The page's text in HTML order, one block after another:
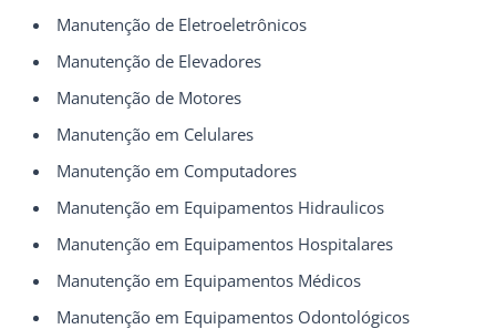
Manutenção de Eletroeletrônicos
Manutenção de Elevadores
Manutenção de Motores
Manutenção em Celulares
Manutenção em Computadores
Manutenção em Equipamentos Hidraulicos
Manutenção em Equipamentos Hospitalares
Manutenção em Equipamentos Médicos
Manutenção em Equipamentos Odontológicos